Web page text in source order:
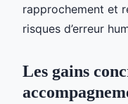
rapprochement et
risques d’erreur
Les gains